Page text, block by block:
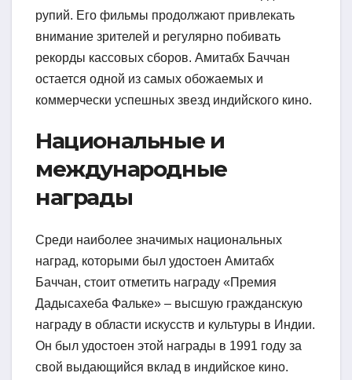
рупий. Его фильмы продолжают привлекать
внимание зрителей и регулярно побивать
рекорды кассовых сборов. Амитабх Баччан
остается одной из самых обожаемых и
коммерчески успешных звезд индийского кино.
Национальные и
международные
награды
Среди наиболее значимых национальных
наград, которыми был удостоен Амитабх
Баччан, стоит отметить награду «Премия
Дадысахеба Фальке» – высшую гражданскую
награду в области искусств и культуры в Индии.
Он был удостоен этой награды в 1991 году за
свой выдающийся вклад в индийское кино.